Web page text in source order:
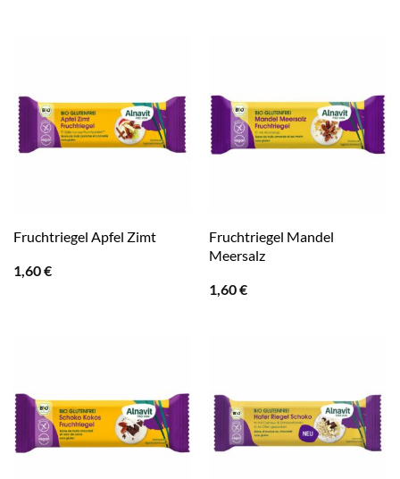
Fruchtriegel Apfel Zimt
1,60€
Fruchtriegel Mandel
Meersalz
1,60€